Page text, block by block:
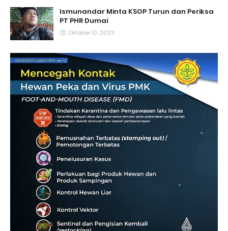
Ismunandar Minta KSOP Turun dan Periksa
PT PHR Dumai
Oktober 10, 2023